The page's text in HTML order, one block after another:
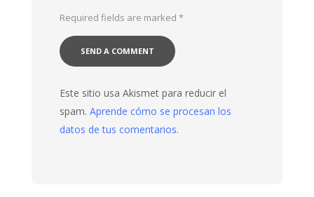
Required fields are marked *
Este sitio usa Akismet para reducir el
spam. Aprende cómo se procesan los
datos de tus comentarios.